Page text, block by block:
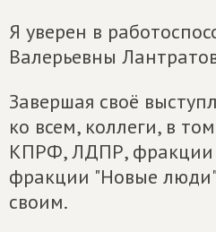
Я уверен в
Валерьевны
Завершая своё
ко всем, коллеги, в
КПРФ, ЛДПР, фракции
фракции "Новые
своим.